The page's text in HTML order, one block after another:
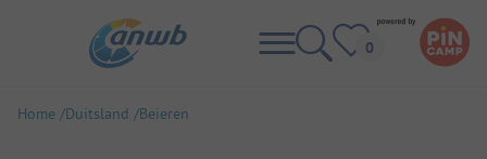
Home Duitsland Beieren